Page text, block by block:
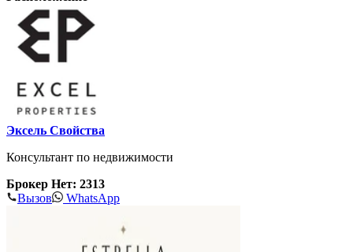
Эксель Свойства
Консультант по недвижимости
Брокер Нет: 2313
Вызов
WhatsApp